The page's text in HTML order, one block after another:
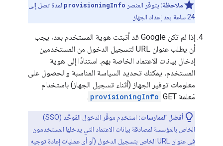
ملاحظة: يتوفّر العنصر provisioningInfo لمدة تصل إلى
24 ساعة بعد إعداد الجهاز.
إذا لم تكن Google قد أثبتت هوية المستخدم بعد، يجب
أن يطلب عنوان URL لتسجيل الدخول من المستخدمين
إدخال بيانات الاعتماد الخاصة بهم. استنادًا إلى هوية
المستخدم، يمكنك تحديد السياسة المناسبة والحصول على
معلومات توفير الجهاز (أثناء تسجيل الجهاز) باستخدام
مَعلمة GET
provisioningInfo
.
أفضل الممارسات:
استخدِم موفِّر الدخول المُوحَّد (SSO)
الخاص بالمؤسسة لمصادقة بيانات الاعتماد التي يدخلها المستخدمون
في عنوان URL الخاص بتسجيل الدخول (أو أي عمليات إعادة توجيه